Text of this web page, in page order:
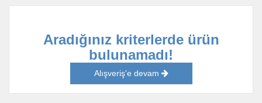
Aradığınız kriterlerde ürün
bulunamadı!
Alışveriş'e devam